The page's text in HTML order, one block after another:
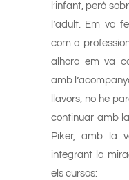
l’infant, però
l’adult. Em va
com a
alhora em va
amb
llavors, no he
continuar amb
Piker, amb la
integrant la
els cursos: